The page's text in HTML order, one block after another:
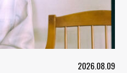
2026.08.09